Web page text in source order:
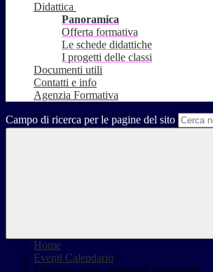
Didattica
Panoramica
Offerta formativa
Le schede didattiche
I progetti delle classi
Documenti utili
Contatti e info
Agenzia Formativa
Campo di ricerca per le pagine del sito
Home >
Eventi Calendario >